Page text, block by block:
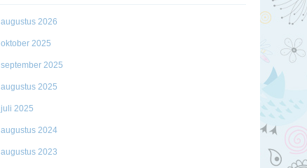
augustus 2026
oktober 2025
september 2025
augustus 2025
juli 2025
augustus 2024
augustus 2023